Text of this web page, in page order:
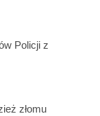
Policji z
złomu